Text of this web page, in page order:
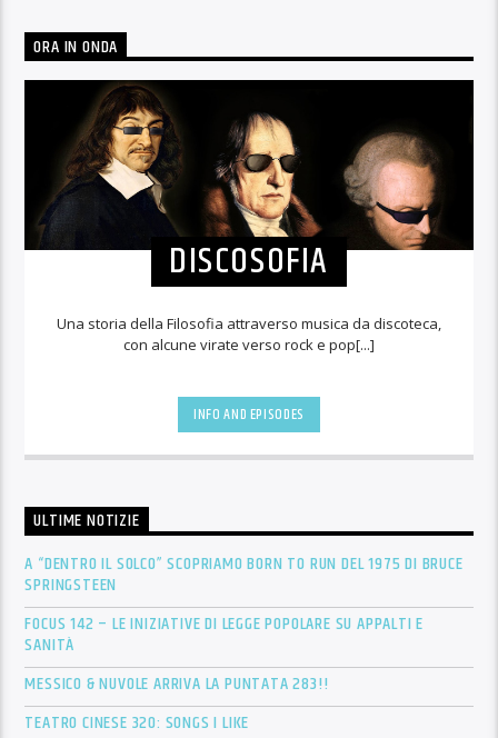
ORA IN ONDA
DISCOSOFIA
Una storia della Filosofia attraverso musica da discoteca,
con alcune virate verso rock e pop[...]
INFO AND EPISODES
ULTIME NOTIZIE
A “DENTRO IL SOLCO” SCOPRIAMO BORN TO RUN DEL 1975 DI BRUCE
SPRINGSTEEN
FOCUS 142 – LE INIZIATIVE DI LEGGE POPOLARE SU APPALTI E
SANITÀ
MESSICO & NUVOLE ARRIVA LA PUNTATA 283!!
TEATRO CINESE 320: SONGS I LIKE